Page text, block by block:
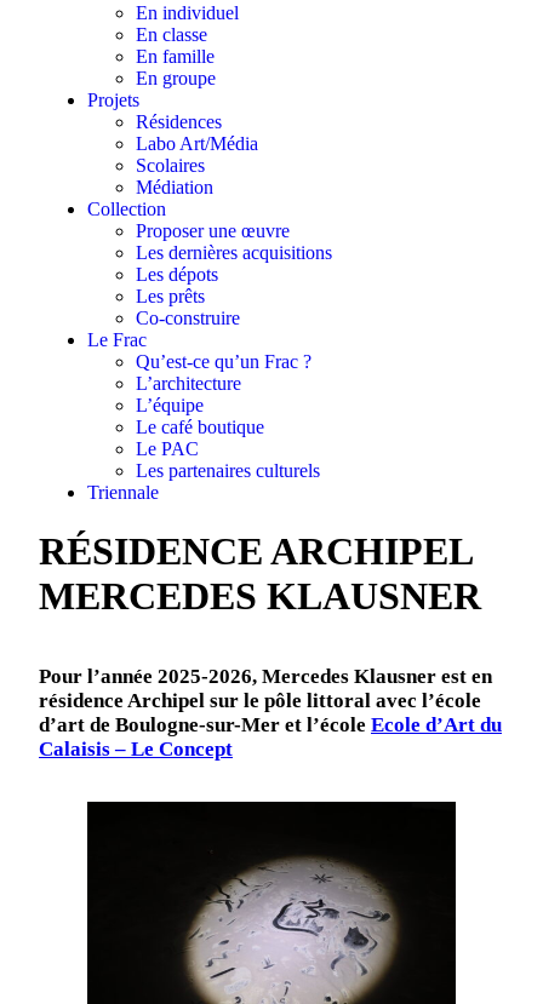
En individuel
En classe
En famille
En groupe
Projets
Résidences
Labo Art/Média
Scolaires
Médiation
Collection
Proposer une œuvre
Les dernières acquisitions
Les dépots
Les prêts
Co-construire
Le Frac
Qu’est-ce qu’un Frac ?
L’architecture
L’équipe
Le café boutique
Le PAC
Les partenaires culturels
Triennale
RÉSIDENCE ARCHIPEL
MERCEDES KLAUSNER
Pour l’année 2025-2026, Mercedes Klausner est en
résidence Archipel sur le pôle littoral avec l’école
d’art de Boulogne-sur-Mer et l’école Ecole d’Art du
Calaisis – Le Concept